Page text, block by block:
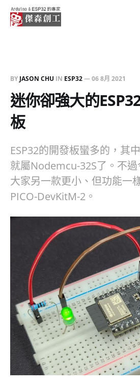
BY JASON CHU IN ESP32—06 8月 2021
迷你卻強大的
板
ESP32的開發板蠻多的，其
就屬Nodemcu-32S了。不
大家另一款更小、但功能一
PICO-DevKitM-2。